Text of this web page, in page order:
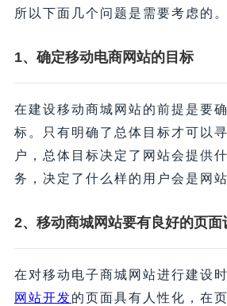
所以下面几个问题是需要考虑的。
1、确定移动电商网站的目标
在建设移动商城网站的前提是要
标。只有明确了总体目标才可以
户，总体目标决定了网站会提供
务，决定了什么样的用户会是网
2、移动商城网站要有良好的页面
在对移动电子商城网站进行建设
网站开发的页面具有人性化，在